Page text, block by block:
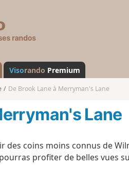
s
a
n
d
Visorando Premium
De Brook Lane à Merryman's Lane
Lane
des coins moins connus de
profiter de belles vues